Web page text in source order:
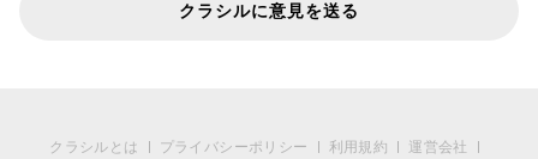
クラシルに意見を送る
クラシルとは プライバシーポリシー 利用規約 運営会社